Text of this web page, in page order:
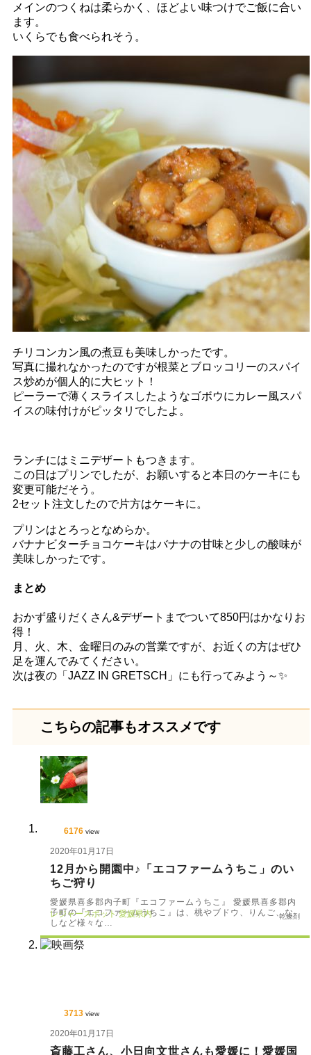
メインのつくねは柔らかく、ほどよい味つけでご飯に合い
ます。
いくらでも食べられそう。
チリコンカン風の煮豆も美味しかったです。
写真に撮れなかったのですが根菜とブロッコリーのスパイ
ス炒めが個人的に大ヒット！
ピーラーで薄くスライスしたようなゴボウにカレー風スパ
イスの味付けがピッタリでしたよ。
ランチにはミニデザートもつきます。
この日はプリンでしたが、お願いすると本日のケーキにも
変更可能だそう。
2セット注文したので片方はケーキに。
プリンはとろっとなめらか。
バナナビターチョコケーキはバナナの甘味と少しの酸味が
美味しかったです。
まとめ
おかず盛りだくさん&デザートまでついて850円はかなりお
得！
月、火、木、金曜日のみの営業ですが、お近くの方はぜひ
足を運んでみてください。
次は夜の「JAZZ IN GRETSCH」にも行ってみよう～✨
こちらの記事もオススメです
6176 view
2020年01月17日
12月から開園中♪「エコファームうちこ」のい
ちご狩り
愛媛県喜多郡内子町『エコファームうちこ』 愛媛県喜多郡内
子町の『エコファームうちこ』は、桃やブドウ、りんご、な
しなど様々な…
レジャースポット 愛媛県内 乾燥剤
3713 view
2020年01月17日
斎藤工さん、小日向文世さんも愛媛に！愛媛国